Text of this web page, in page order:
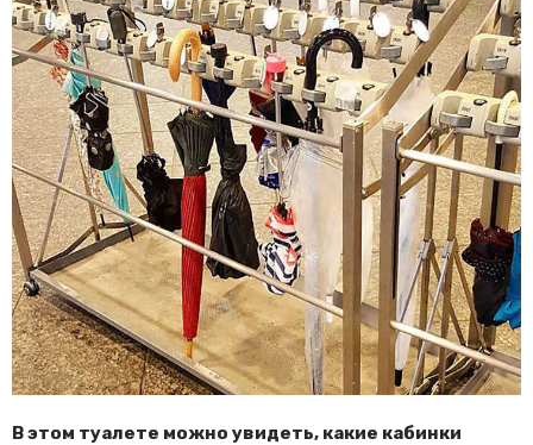
В этом туалете можно увидеть, какие кабинки